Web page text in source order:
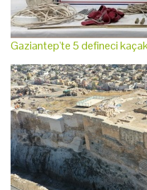
Gaziantep'te 5 defineci kaçak